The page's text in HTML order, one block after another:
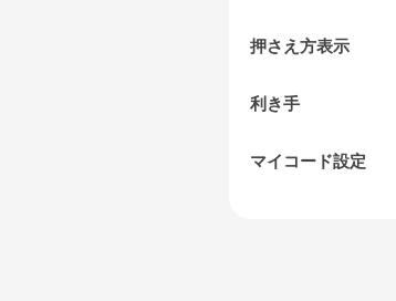
押さえ方表示
利き手
マイコード設定